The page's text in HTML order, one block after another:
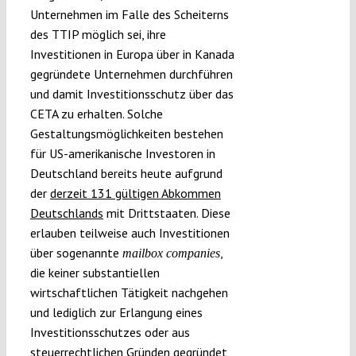
Unternehmen im Falle des Scheiterns
des TTIP möglich sei, ihre
Investitionen in Europa über in Kanada
gegründete Unternehmen durchführen
und damit Investitionsschutz über das
CETA zu erhalten. Solche
Gestaltungsmöglichkeiten bestehen
für US-amerikanische Investoren in
Deutschland bereits heute aufgrund
der derzeit 131 gültigen Abkommen
Deutschlands mit Drittstaaten. Diese
erlauben teilweise auch Investitionen
über sogenannte mailbox companies,
die keiner substantiellen
wirtschaftlichen Tätigkeit nachgehen
und lediglich zur Erlangung eines
Investitionsschutzes oder aus
steuerrechtlichen Gründen gegründet